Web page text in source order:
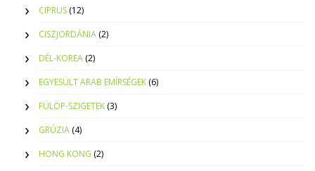
CIPRUS (12)
CISZJORDÁNIA (2)
DÉL-KOREA (2)
EGYESÜLT ARAB EMÍRSÉGEK (6)
FÜLÖP-SZIGETEK (3)
GRÚZIA (4)
HONG KONG (2)